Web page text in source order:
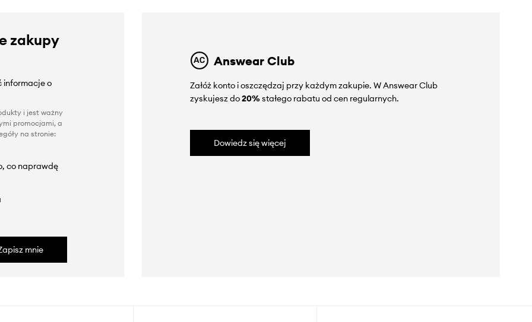
zakupy
informacje o
i jest ważny
promocjami, a
na stronie:
co naprawdę
mnie
Answear Club
Załóż konto i oszczędzaj przy każdym zakupie. W Answear Club
zyskujesz do20%stałego rabatu od cen regularnych.
Dowiedz się więcej